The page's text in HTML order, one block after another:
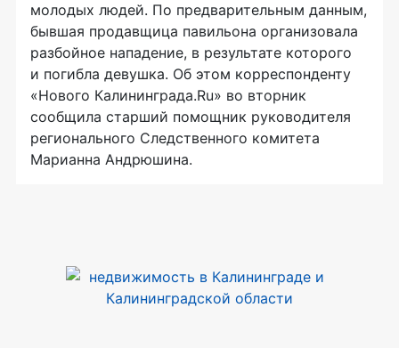
молодых людей. По предварительным данным,
бывшая продавщица павильона организовала
разбойное нападение, в результате которого
и погибла девушка. Об этом корреспонденту
«Нового Калининграда.Ru» во вторник
сообщила старший помощник руководителя
регионального Следственного комитета
Марианна Андрюшина.